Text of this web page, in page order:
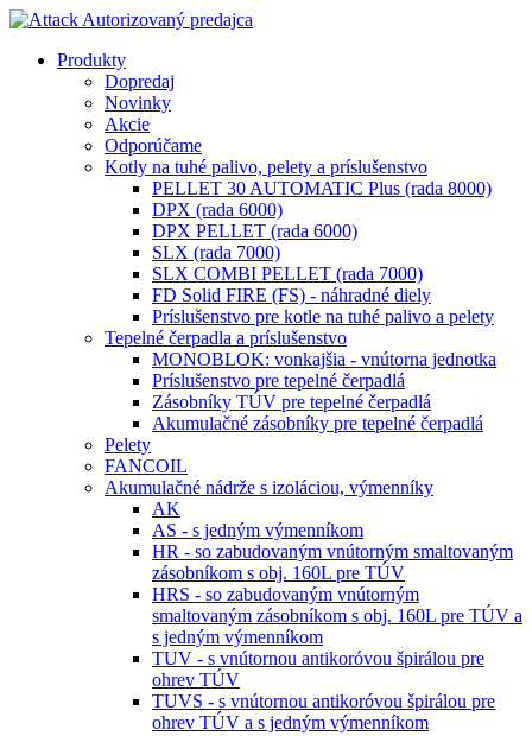
Produkty
Dopredaj
Novinky
Akcie
Odporúčame
Kotly na tuhé palivo, pelety a príslušenstvo
PELLET 30 AUTOMATIC Plus (rada 8000)
DPX (rada 6000)
DPX PELLET (rada 6000)
SLX (rada 7000)
SLX COMBI PELLET (rada 7000)
FD Solid FIRE (FS) - náhradné diely
Príslušenstvo pre kotle na tuhé palivo a pelety
Tepelné čerpadla a príslušenstvo
MONOBLOK: vonkajšia - vnútorna jednotka
Príslušenstvo pre tepelné čerpadlá
Zásobníky TÚV pre tepelné čerpadlá
Akumulačné zásobníky pre tepelné čerpadlá
Pelety
FANCOIL
Akumulačné nádrže s izoláciou, výmenníky
AK
AS - s jedným výmenníkom
HR - so zabudovaným vnútorným smaltovaným
zásobníkom s obj. 160L pre TÚV
HRS - so zabudovaným vnútorným
smaltovaným zásobníkom s obj. 160L pre TÚV a
s jedným výmenníkom
TUV - s vnútornou antikoróvou špirálou pre
ohrev TÚV
TUVS - s vnútornou antikoróvou špirálou pre
ohrev TÚV a s jedným výmenníkom